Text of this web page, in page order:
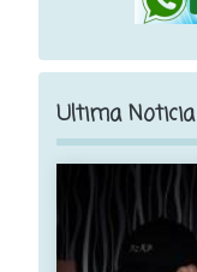
Ultima Noticia